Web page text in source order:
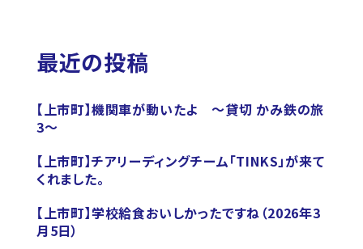
最近の投稿
【上市町】機関車が動いたよ ～貸切 かみ鉄の旅
3～
【上市町】チアリーディングチーム「TINKS」が来て
くれました。
【上市町】学校給食おいしかったですね（2026年3
月5日）